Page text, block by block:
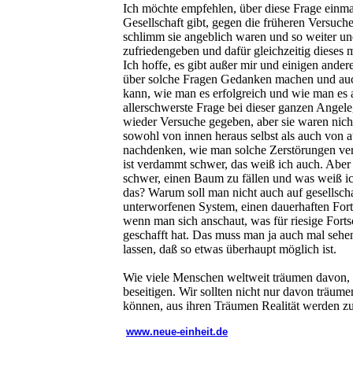
Ich möchte empfehlen, über diese Frage
Gesellschaft gibt, gegen die früheren
schlimm sie angeblich waren und so weiter
zufriedengeben und dafür gleichzeitig dieses
Ich hoffe, es gibt außer mir und einigen
über solche Fragen Gedanken machen und
kann, wie man es erfolgreich und wie man
allerschwerste Frage bei dieser ganzen
wieder Versuche gegeben, aber sie waren
sowohl von innen heraus selbst als auch von
nachdenken, wie man solche Zerstörungen
ist verdammt schwer, das weiß ich auch.
schwer, einen Baum zu fällen und was weiß
das? Warum soll man nicht auch auf
unterworfenen System, einen dauerhaften
wenn man sich anschaut, was für riesige
geschafft hat. Das muss man ja auch mal
lassen, daß so etwas überhaupt möglich ist.
Wie viele Menschen weltweit träumen
beseitigen. Wir sollten nicht nur davon
können, aus ihren Träumen Realität werden
www.neue-einheit.de